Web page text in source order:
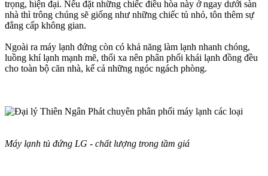
trọng, hiện đại. Nếu đặt những chiếc điều hòa này ở ngay dưới sàn
nhà thì trông chúng sẽ giống như những chiếc tủ nhỏ, tôn thêm sự
đẳng cấp không gian.
Ngoài ra máy lạnh đứng còn có khả năng làm lạnh nhanh chóng,
luồng khí lạnh mạnh mẽ, thổi xa nên phân phối khái lạnh đồng đều
cho toàn bộ căn nhà, kể cả những ngóc ngách phòng.
Máy lạnh tủ đứng LG - chất lượng trong tầm giá